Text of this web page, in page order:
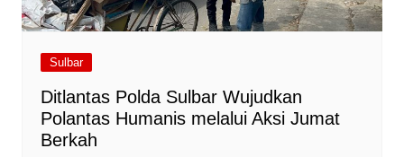
Sulbar
Ditlantas Polda Sulbar Wujudkan
Polantas Humanis melalui Aksi Jumat
Berkah